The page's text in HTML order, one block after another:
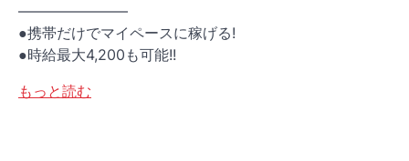
———————–
●携帯だけでマイペースに稼げる!
●時給最大4,200も可能!!
もっと読む